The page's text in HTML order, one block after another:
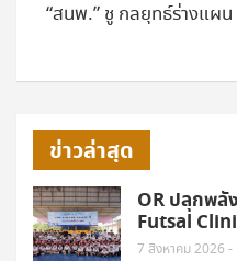
“สนพ.” ชู กลยุทธ์ร่างแผ
ข่าวล่าสุด
OR ปลุกพลั
Futsal
7 สิงหาคม 2026 -